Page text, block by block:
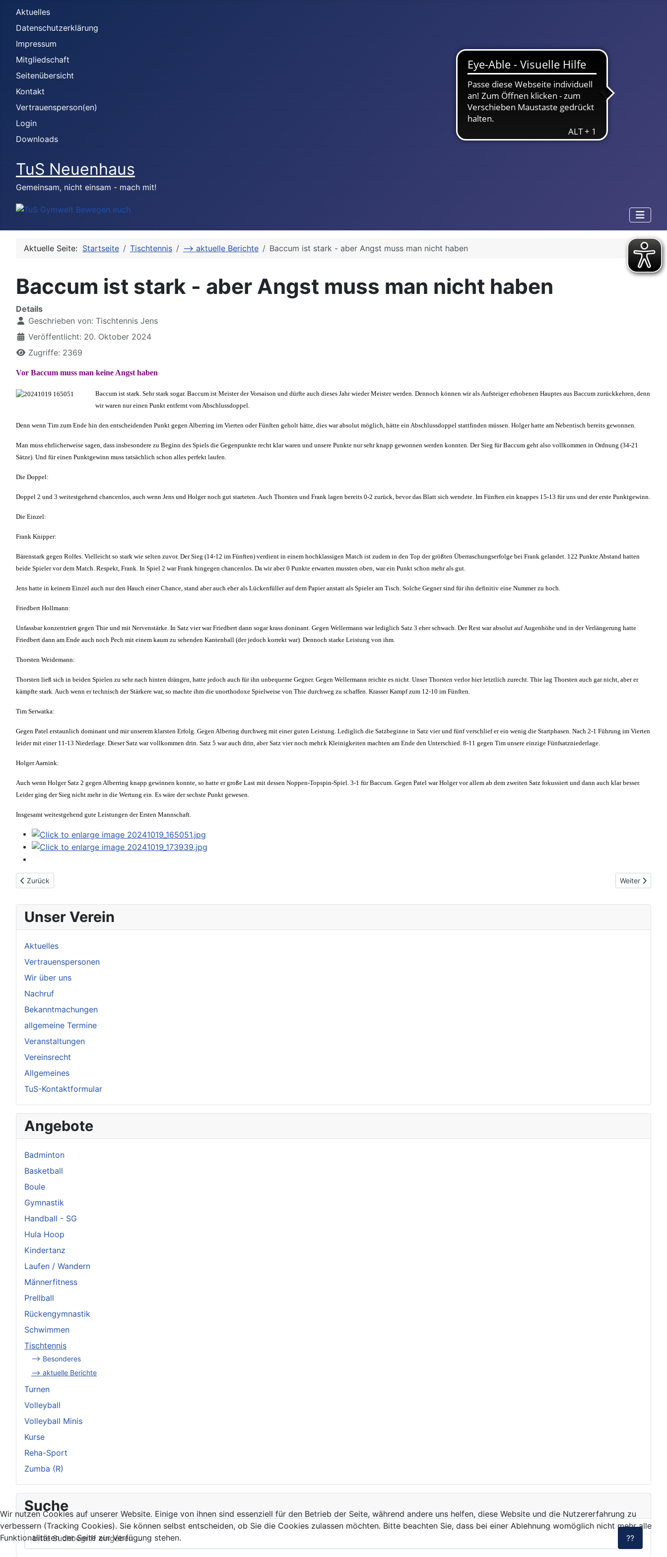
Aktuelles
Datenschutzerklärung
Impressum
Mitgliedschaft
Seitenübersicht
Kontakt
Vertrauensperson(en)
Login
Downloads
TuS Neuenhaus
Gemeinsam, nicht einsam - mach mit!
Unser Verein
Aktuelles
Vertrauenspersonen
Wir über uns
Nachruf
Bekanntmachungen
allgemeine Termine
Veranstaltungen
Vereinsrecht
Allgemeines
TuS-Kontaktformular
Angebote
Badminton
Basketball
Boule
Gymnastik
Handball - SG
Hula Hoop
Kindertanz
Laufen / Wandern
Männerfitness
Prellball
Rückengymnastik
Schwimmen
Tischtennis
--> Besonderes
--> aktuelle Berichte
Turnen
Volleyball
Volleyball Minis
Kurse
Reha-Sport
Zumba (R)
Suche
??
Aktuelle Seite: Startseite Tischtennis --> aktuelle Berichte Baccum ist stark - aber Angst muss man nicht haben
Baccum ist stark - aber Angst muss man nicht haben
Details
Geschrieben von: Tischtennis Jens
Veröffentlicht: 20. Oktober 2024
Zugriffe: 2369
Vor Baccum muss man keine Angst haben
Baccum ist stark. Sehr stark sogar. Baccum ist Meister der Vorsaison und dürfte auch dieses Jahr wieder Meister werden. Dennoch können wir als Aufsteiger erhobenen Hauptes aus Baccum zurückkehren, denn
wir waren nur einen Punkt entfernt vom Abschlussdoppel.
Denn wenn Tim zum Ende hin den entscheidenden Punkt gegen Alberring im Vierten oder Fünften geholt hätte, dies war absolut möglich, hätte ein Abschlussdoppel stattfinden müssen. Holger hatte am Nebentisch bereits gewonnen.
Man muss ehrlicherweise sagen, dass insbesondere zu Beginn des Spiels die Gegenpunkte recht klar waren und unsere Punkte nur sehr knapp gewonnen werden konnten. Der Sieg für Baccum geht also vollkommen in Ordnung (34-21
Sätze). Und für einen Punktgewinn muss tatsächlich schon alles perfekt laufen.
Die Doppel:
Doppel 2 und 3 weitestgehend chancenlos, auch wenn Jens und Holger noch gut starteten. Auch Thorsten und Frank lagen bereits 0-2 zurück, bevor das Blatt sich wendete. Im Fünften ein knappes 15-13 für uns und der erste Punktgewinn.
Die Einzel:
Frank Knipper:
Bärenstark gegen Rolfes. Vielleicht so stark wie selten zuvor. Der Sieg (14-12 im Fünften) verdient in einem hochklassigen Match ist zudem in den Top der größten Überraschungserfolge bei Frank gelandet. 122 Punkte Abstand hatten
beide Spieler vor dem Match. Respekt, Frank. In Spiel 2 war Frank hingegen chancenlos. Da wir aber 0 Punkte erwarten mussten oben, war ein Punkt schon mehr als gut.
Jens hatte in keinem Einzel auch nur den Hauch einer Chance, stand aber auch eher als Lückenfüller auf dem Papier anstatt als Spieler am Tisch. Solche Gegner sind für ihn definitiv eine Nummer zu hoch.
Friedbert Hollmann:
Unfassbar konzentriert gegen Thie und mit Nervenstärke. In Satz vier war Friedbert dann sogar krass doninant. Gegen Wellermann war lediglich Satz 3 eher schwach. Der Rest war absolut auf Augenhöhe und in der Verlängerung hatte
Friedbert dann am Ende auch noch Pech mit einem kaum zu sehenden Kantenball (der jedoch korrekt war). Dennoch starke Leistung von ihm.
Thorsten Weidemann:
Thorsten ließ sich in beiden Spielen zu sehr nach hinten drängen, hatte jedoch auch für ihn unbequeme Gegner. Gegen Wellermann reichte es nicht. Unser Thorsten verlor hier letztlich zurecht. Thie lag Thorsten auch gar nicht, aber er
kämpfte stark. Auch wenn er technisch der Stärkere war, so machte ihm die unorthodoxe Spielweise von Thie durchweg zu schaffen. Krasser Kampf zum 12-10 im Fünften.
Tim Serwatka:
Gegen Patel erstaunlich dominant und mir unserem klarsten Erfolg. Gegen Albering durchweg mit einer guten Leistung. Lediglich die Satzbeginne in Satz vier und fünf verschlief er ein wenig die Startphasen. Nach 2-1 Führung im Vierten
leider mit einer 11-13 Niederlage. Dieser Satz war vollkommen drin. Satz 5 war auch drin, aber Satz vier noch mehr.k Kleinigkeiten machten am Ende den Unterschied. 8-11 gegen Tim unsere einzige Fünfsatzniederlage.
Holger Aarnink:
Auch wenn Holger Satz 2 gegen Alberring knapp gewinnen konnte, so hatte er große Last mit dessen Noppen-Topspin-Spiel. 3-1 für Baccum. Gegen Patel war Holger vor allem ab dem zweiten Satz fokussiert und dann auch klar besser.
Leider ging der Sieg nicht mehr in die Wertung ein. Es wäre der sechste Punkt gewesen.
Insgesamt weitestgehend gute Leistungen der Ersten Mannschaft.
Vorheriger Beitrag: Emslage - vier Stunden Kampf
Zurück Nächster
Weiter
Wir nutzen Cookies auf unserer Website. Einige von ihnen sind essenziell für den Betrieb der Seite, während andere uns helfen, diese Website und die Nutzererfahrung zu
verbessern (Tracking Cookies). Sie können selbst entscheiden, ob Sie die Cookies zulassen möchten. Bitte beachten Sie, dass bei einer Ablehnung womöglich nicht mehr alle
Funktionalitäten der Seite zur Verfügung stehen.